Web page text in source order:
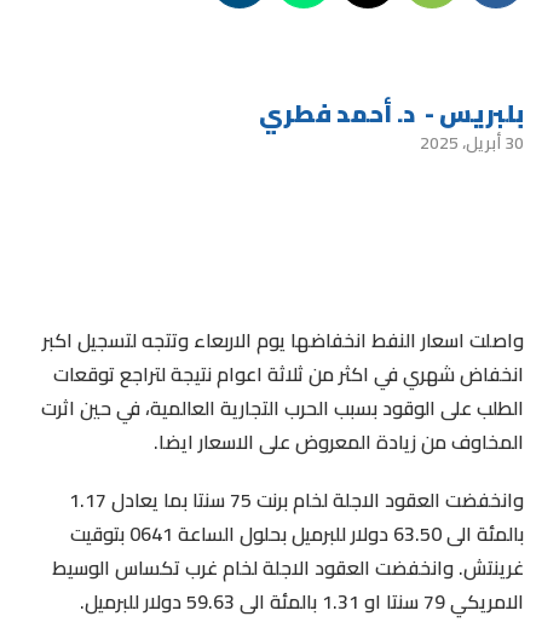
بلبريس - د. أحمد فطري
30 أبريل، 2025
واصلت اسعار النفط انخفاضها يوم الاربعاء وتتجه لتسجيل اكبر
انخفاض شهري في اكثر من ثلاثة اعوام نتيجة لتراجع توقعات
الطلب على الوقود بسبب الحرب التجارية العالمية، في حين اثرت
المخاوف من زيادة المعروض على الاسعار ايضا.
وانخفضت العقود الاجلة لخام برنت 75 سنتا بما يعادل 1.17
بالمئة الى 63.50 دولار للبرميل بحلول الساعة 0641 بتوقيت
غرينتش. وانخفضت العقود الاجلة لخام غرب تكساس الوسيط
الامريكي 79 سنتا او 1.31 بالمئة الى 59.63 دولار للبرميل.